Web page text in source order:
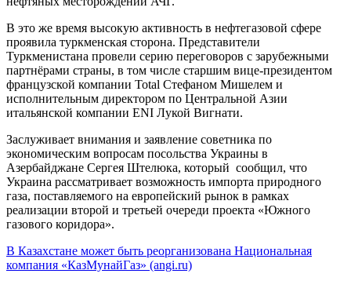
В это же время высокую активность в нефтегазовой сфере
проявила туркменская сторона. Представители
Туркменистана провели серию переговоров с зарубежными
партнёрами страны, в том числе старшим вице-президентом
французской компании Total Стефаном Мишелем и
исполнительным директором по Центральной Азии
итальянской компании ENI Лукой Вигнати.
Заслуживает внимания и заявление советника по
экономическим вопросам посольства Украины в
Азербайджане Сергея Штелюка, который сообщил, что
Украина рассматривает возможность импорта природного
газа, поставляемого на европейский рынок в рамках
реализации второй и третьей очереди проекта «Южного
газового коридора».
В Казахстане может быть реорганизована Национальная
компания «КазМунайГаз» (angi.ru)